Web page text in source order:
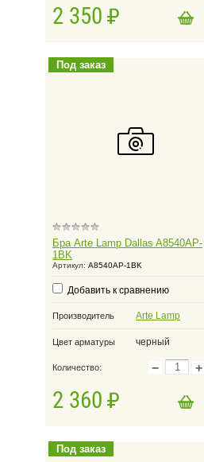
2 350
в корзину
Под заказ
Бра Arte Lamp Dallas A8540AP-
1BK
Артикул: A8540AP-1BK
Добавить к сравнению
Производитель Arte Lamp
Цвет арматуры черный
Количество: − +
2 360
в корзину
Под заказ